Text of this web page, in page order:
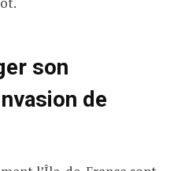
son
de